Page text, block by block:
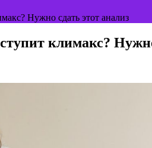
Нужно сдать этот анализ
климакс?